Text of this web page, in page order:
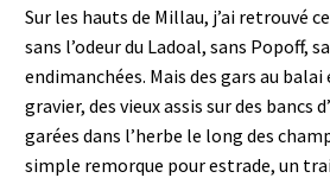
Sur les hauts de Millau, j’ai retrouvé
sans l’odeur du Ladoal, sans Popoff,
endimanchées. Mais des gars au
gravier, des vieux assis sur des bancs
garées dans l’herbe le long des
simple remorque pour estrade, un